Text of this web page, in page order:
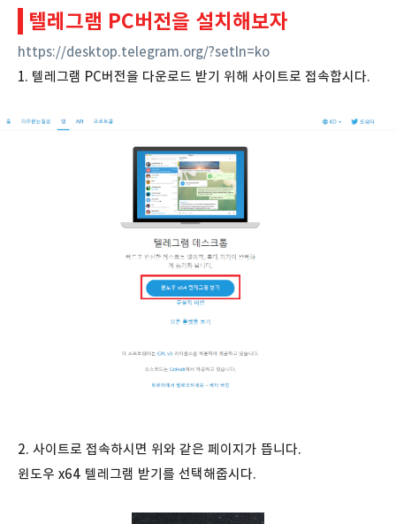
텔레그램 PC버전을 설치해보자
https://desktop.telegram.org/?setln=ko
1. 텔레그램 PC버전을 다운로드 받기 위해 사이트로 접속합시다.
2. 사이트로 접속하시면 위와 같은 페이지가 뜹니다.
윈도우 x64 텔레그램 받기를 선택해줍시다.